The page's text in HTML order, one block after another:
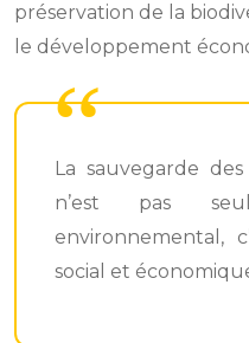
préservation de la
le développement
La sauvegarde
n’est pas
environnemental,
social et